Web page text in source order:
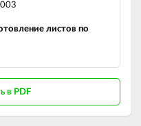
листов по
в PDF